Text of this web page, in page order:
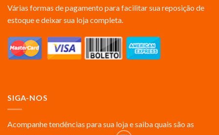
Várias formas de pagamento para facilitar sua reposição de
estoque e deixar sua loja completa.
SIGA-NOS
Acompanhe tendências para sua loja e saiba quais são as